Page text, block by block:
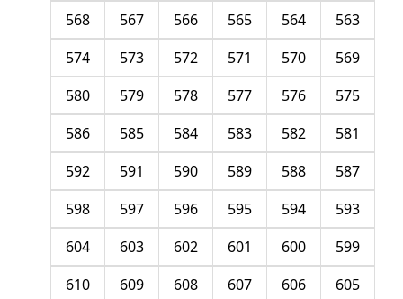
563
564
565
566
567
568
569
570
571
572
573
574
575
576
577
578
579
580
581
582
583
584
585
586
587
588
589
590
591
592
593
594
595
596
597
598
599
600
601
602
603
604
605
606
607
608
609
610